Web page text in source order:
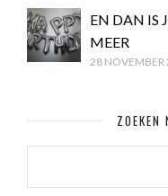
EN DAN IS
MEER
28 NOVEMBER
ZOEKEN
ZOEKEN